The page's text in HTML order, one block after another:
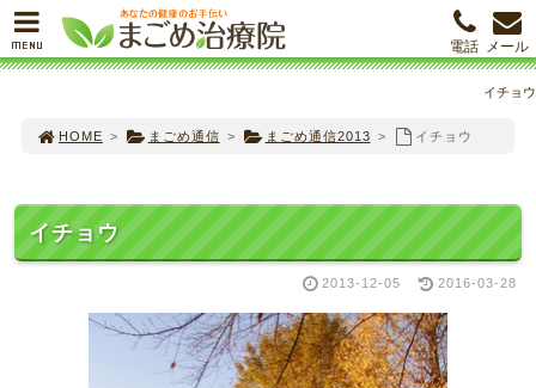
イチョウ
HOME > まごめ通信 > まごめ通信2013 > イチョウ
イチョウ
2013-12-05 2016-03-28
MENU メール
電話